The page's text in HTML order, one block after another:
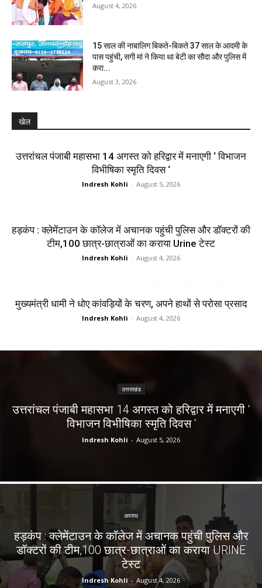
August 4, 2026
15 साल की नाबालिग बिकते-बिकते 37 साल के आदमी के
पास पहुंची, सगी मां ने किया था बेटी का सौदा और पुलिस में
करा...
August 3, 2026
खेल
उत्तरांचल पंजाबी महासभा 14 अगस्त को हरिद्वार में मनाएगी ‘ विभाजन
विभीषिका स्मृति दिवस ‘
Indresh Kohli - August 5, 2026
हड़कंप : क्लेमेंटाउन के कॉलेज में अचानक पहुंची पुलिस और डॉक्टरों की
टीम,100 छात्र-छात्राओं का कराया Urine टेस्ट
Indresh Kohli - August 4, 2026
मुख्यमंत्री धामी ने धोए कांवड़ियों के चरण, अपने हाथों से परोसा प्रसाद
Indresh Kohli - August 4, 2026
उत्तराखंड
उत्तरांचल पंजाबी महासभा 14 अगस्त को हरिद्वार में मनाएगी ‘
विभाजन विभीषिका स्मृति दिवस ‘
Indresh Kohli - August 5, 2026
अपराध
हड़कंप : क्लेमेंटाउन के कॉलेज में अचानक पहुंची पुलिस और
डॉक्टरों की टीम,100 छात्र-छात्राओं का कराया URINE
टेस्ट
Indresh Kohli - August 4, 2026